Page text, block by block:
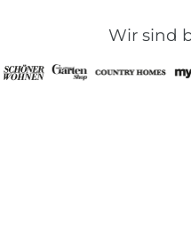
Wir sind